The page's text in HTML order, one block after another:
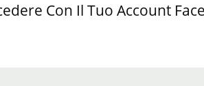
Con Il Tuo Account